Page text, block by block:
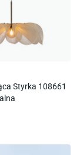
Styrka 108661